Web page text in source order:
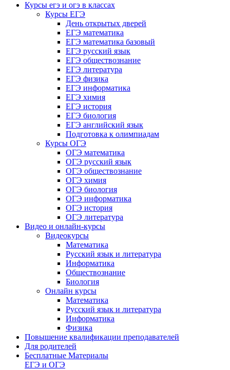
Курсы егэ и огэ в классах
Курсы ЕГЭ
День открытых дверей
ЕГЭ математика
ЕГЭ математика базовый
ЕГЭ русский язык
ЕГЭ обществознание
ЕГЭ литература
ЕГЭ физика
ЕГЭ информатика
ЕГЭ химия
ЕГЭ история
ЕГЭ биология
ЕГЭ английский язык
Подготовка к олимпиадам
Курсы ОГЭ
ОГЭ математика
ОГЭ русский язык
ОГЭ обществознание
ОГЭ химия
ОГЭ биология
ОГЭ информатика
ОГЭ история
ОГЭ литература
Видео и онлайн-курсы
Видеокурсы
Математика
Русский язык и литература
Информатика
Обществознание
Биология
Онлайн курсы
Математика
Русский язык и литература
Информатика
Физика
Повышение квалификации преподавателей
Для родителей
Бесплатные Материалы
ЕГЭ и ОГЭ